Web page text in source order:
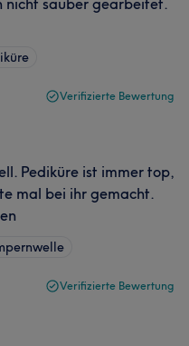
nicht sauber gearbeitet.
Verifizierte Bewertung
Pediküre ist immer top,
mal bei ihr gemacht.
Verifizierte Bewertung